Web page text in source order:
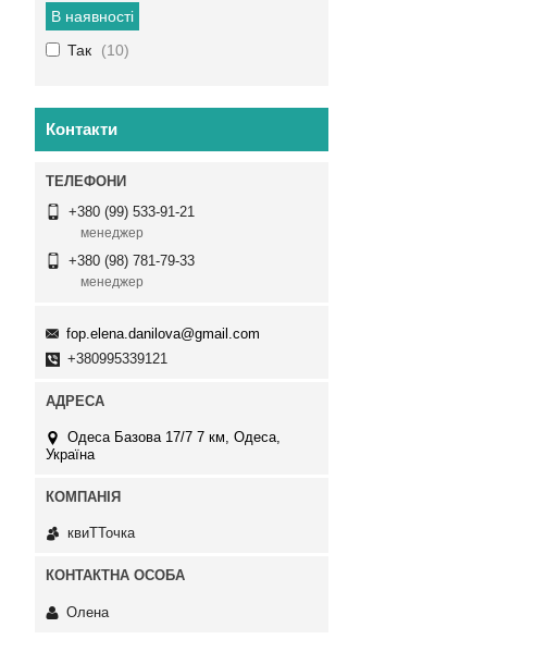
В наявності
Так
10
Контакти
+380 (99) 533-91-21
менеджер
+380 (98) 781-79-33
менеджер
fop.elena.danilova@gmail.com
+380995339121
Одеса Базова 17/7 7 км, Одеса,
Україна
квиТТочка
Олена